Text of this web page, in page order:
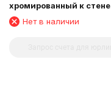
хромированный к стене
круглый 24011B
Нет в наличии